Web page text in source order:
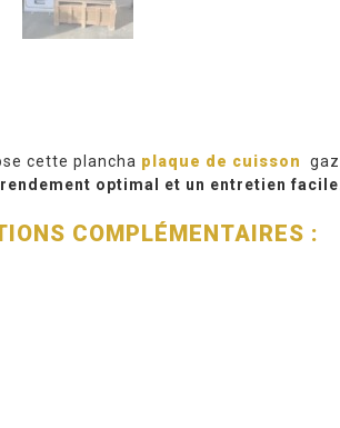
cette plancha plaque de cuisson
optimal et un entretien
COMPLÉMENTAIRES :